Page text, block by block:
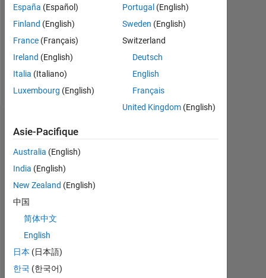
Graduate
student
Mechanical
at
the
Twente
plus
Tableau de bord
Statistiques
MATLAB Answers
CONTRIBUTIONS L
1
España (Español)
Finland (English)
France (Français)
Ireland (English)
Italia (Italiano)
Luxembourg (English)
Portugal (English)
Sweden (English)
Switzerland
Deutsch
English
Français
United Kingdom(English)
Asie-Pacifique
Australia (English)
India (English)
New Zealand (English)
中国
简体中文
English
日本 (日本語)
한국 (한국어)